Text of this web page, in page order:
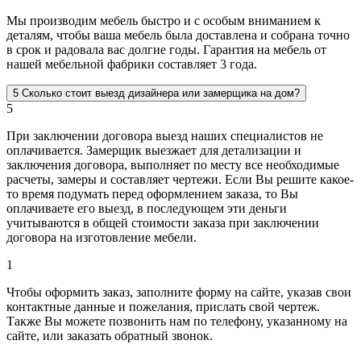
Мы производим мебель быстро и с особым вниманием к
деталям, чтобы ваша мебель была доставлена и собрана точно
в срок и радовала вас долгие годы. Гарантия на мебель от
нашей мебельной фабрики составляет 3 года.
5 Сколько стоит выезд дизайнера или замерщика на дом?
5
При заключении договора выезд наших специалистов не
оплачивается. Замерщик выезжает для детализации и
заключения договора, выполняет по месту все необходимые
расчеты, замеры и составляет чертежи. Если Вы решите какое-
то время подумать перед оформлением заказа, то Вы
оплачиваете его выезд, в последующем эти деньги
учитываются в общей стоимости заказа при заключении
договора на изготовление мебели.
1
Чтобы оформить заказ, заполните форму на сайте, указав свои
контактные данные и пожелания, прислать свой чертеж.
Также Вы можете позвонить нам по телефону, указанному на
сайте, или заказать обратный звонок.